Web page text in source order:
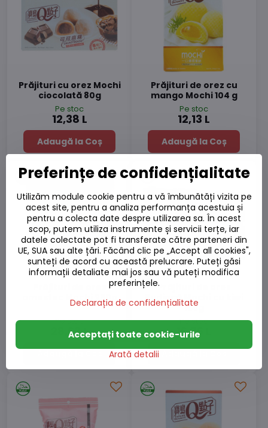
Prăjituri cu orez Mochi
ciocolată 80g
Pe stoc
12,38 L
Adaugă la Coș
Prăjituri de orez cu
mango Mochi 104 g
Pe stoc
12,13 L
Adaugă la Coș
amestec Mochi 250g
Pe stoc
28,63 L
Prăjituri de orez
Budincă Mochi cu kiwi
168g
Pe stoc
16,76 L
Preferințe de confidențialitate
Utilizăm module cookie pentru a vă îmbunătăți vizita pe
acest site, pentru a analiza performanța acestuia și
pentru a colecta date despre utilizarea sa. În acest
scop, putem utiliza instrumente și servicii terțe, iar
datele colectate pot fi transferate către parteneri din
UE, SUA sau alte țări. Făcând clic pe „Accept all cookies",
sunteți de acord cu această prelucrare. Puteți găsi
informații detaliate mai jos sau vă puteți modifica
preferințele.
Declarația de confidențialitate
Arată detalii
Acceptați toate cookie-urile